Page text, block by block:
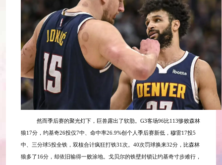
然而季后赛的聚光灯下，巨兽露出了软肋。 G3客场96比113惨败森林
狼17分，约基奇26投仅7中、命中率26.9%创个人季后赛新低，穆雷17投5
中、三分球5投全铁，双核合计疯狂打铁31次。40次罚球换来32分，比森林
狼多了16分，却依旧输得一败涂地。戈贝尔的铁壁封锁让约基奇寸步难行，